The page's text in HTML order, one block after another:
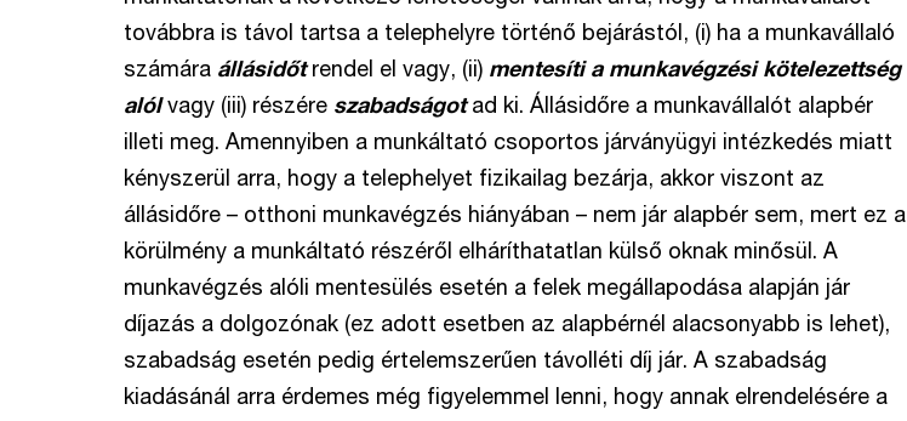
továbbra is távol tartsa a telephelyre történő bejárástól, (i) ha a munkavállaló
számára állásidőtrendel el vagy, (ii) mentesíti a munkavégzési kötelezettség
alólvagy (iii) részére szabadságotad ki. Állásidőre a munkavállalót alapbér
illeti meg. Amennyiben a munkáltató csoportos járványügyi intézkedés miatt
kényszerül arra, hogy a telephelyet fizikailag bezárja, akkor viszont az
állásidőre – otthoni munkavégzés hiányában – nem jár alapbér sem, mert ez a
körülmény a munkáltató részéről elháríthatatlan külső oknak minősül. A
munkavégzés alóli mentesülés esetén a felek megállapodása alapján jár
díjazás a dolgozónak (ez adott esetben az alapbérnél alacsonyabb is lehet),
szabadság esetén pedig értelemszerűen távolléti díj jár. A szabadság
kiadásánál arra érdemes még figyelemmel lenni, hogy annak elrendelésére a